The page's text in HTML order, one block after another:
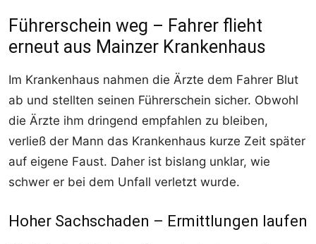
Führerschein weg – Fahrer flieht
erneut aus Mainzer Krankenhaus
Im Krankenhaus nahmen die Ärzte dem Fahrer Blut
ab und stellten seinen Führerschein sicher. Obwohl
die Ärzte ihm dringend empfahlen zu bleiben,
verließ der Mann das Krankenhaus kurze Zeit später
auf eigene Faust. Daher ist bislang unklar, wie
schwer er bei dem Unfall verletzt wurde.
Hoher Sachschaden – Ermittlungen laufen